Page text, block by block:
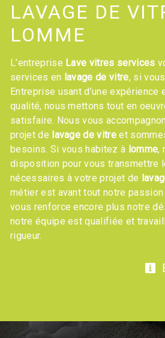
LAVAGE DE
LOMME
L’entreprise Lave vitres services
services en lavage de vitre, si
Entreprise usant d’une expérience
qualité, nous mettons tout en
satisfaire. Nous vous
projet de lavage de vitre et
besoins. Si vous habitez à lomme,
disposition pour vous transmettre
nécessaires à votre projet de
métier est avant tout notre
vous renforce encore plus notre
notre équipe est qualifiée et
rigueur.